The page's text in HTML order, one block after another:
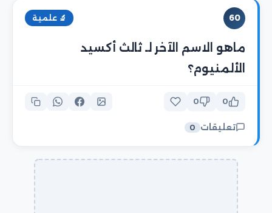
60 🔬 علمية
ماهو الاسم الآخر لـ ثالث أكسيد
الألمنيوم؟
0
0
تعليقات 0